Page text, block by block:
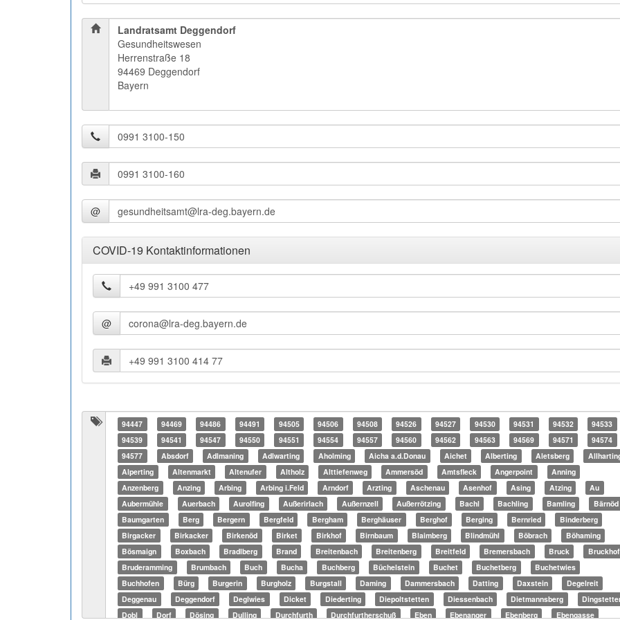
Landratsamt Deggendorf
Gesundheitswesen
Herrenstraße 18
94469 Deggendorf
Bayern
@
COVID-19 Kontaktinformationen
@
94447 94469 94486 94491 94505 94506 94508 94526 94527 94530 94531 94532
94533
94539
94541 94547 94550 94551 94554 94557 94560 94562 94563 94569 94571
94574
94577
Absdorf Adlmaning Adlwarting Aholming Aicha a.d.Donau Aichet Alberting Aletsberg
Alperting
Altenmarkt Altenufer Altholz Alttiefenweg Ammersöd Amtsfleck Angerpoint
Anning
Anzenberg
Anzing Arbing Arbing i.Feld Arndorf Arzting Aschenau Asenhof Asing Atzing
Au
Aubermühle
Auerbach Aurolfing Außerirlach Außernzell Außerrötzing Bachl Bachling Bamling
Bärnöd
Baumgarten
Berg Bergern Bergfeld Bergham Berghäuser Berghof Berging Bernried
Binderberg
Birgacker
Birkacker Birkenöd Birket Birkhof Birnbaum Blaimberg Blindmühl Böbrach
Böhaming
Bösmaign
Boxbach Bradlberg Brand Breitenbach Breitenberg Breitfeld Bremersbach Bruck
Bruckhof
Bruderamming
Brumbach Buch Bucha Buchberg Büchelstein Buchet Buchetberg
Buchetwies
Buchhofen
Bürg Burgerin Burgholz Burgstall Daming Dammersbach Datting Daxstein
Degelreit
Deggenau
Deggendorf Deglwies Dicket Diederting Diepoltstetten Diessenbach Dietmannsberg
Dobl
Dorf Dösing Dulling Durchfurth Durchfurtherschuß Eben Ebenanger Ebenberg Ebengasse